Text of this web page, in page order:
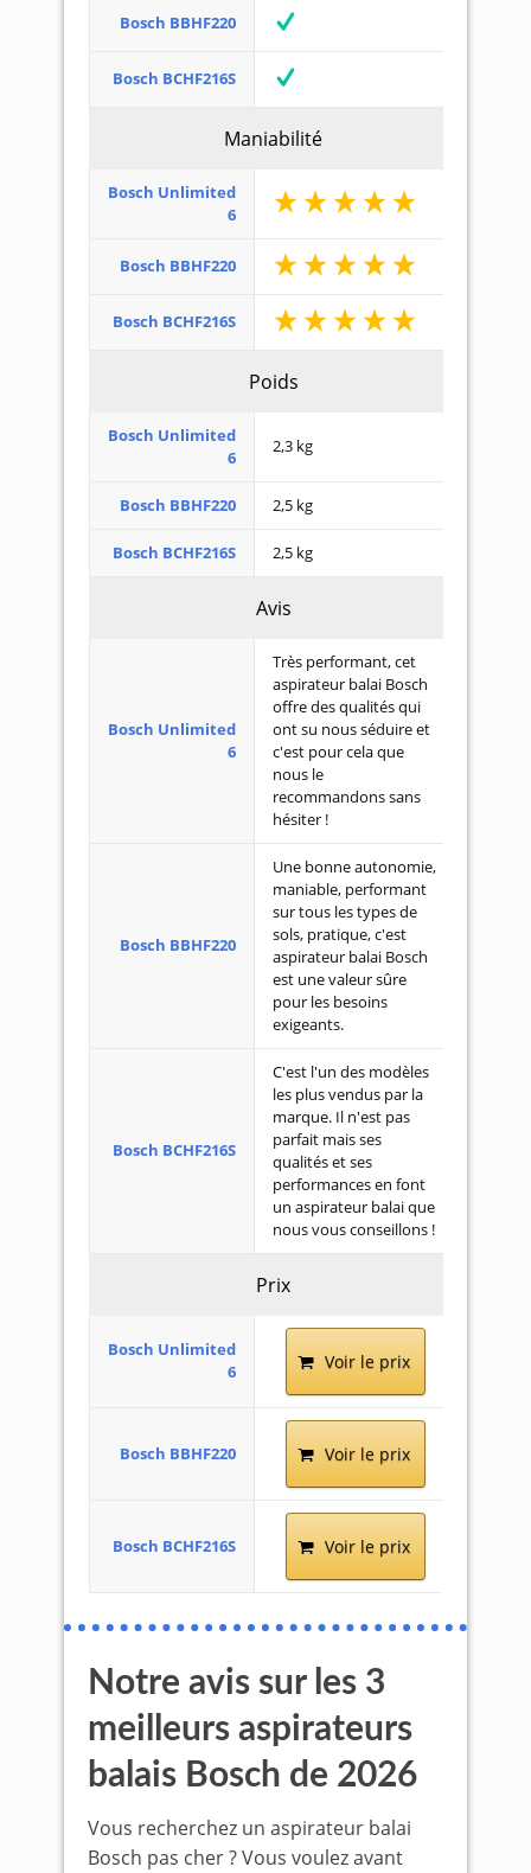
Bosch BBHF220
Bosch BCHF216S
Maniabilité
Bosch Unlimited
6
Bosch BBHF220
Bosch BCHF216S
Poids
Bosch Unlimited
6
2,3 kg
Bosch BBHF220 2,5 kg
Bosch BCHF216S 2,5 kg
Avis
Bosch Unlimited
6
Très performant, cet
aspirateur balai Bosch
offre des qualités qui
ont su nous séduire et
c'est pour cela que
nous le
recommandons sans
hésiter !
Bosch BBHF220
Une bonne autonomie,
maniable, performant
sur tous les types de
sols, pratique, c'est
aspirateur balai Bosch
est une valeur sûre
pour les besoins
exigeants.
Bosch BCHF216S
C'est l'un des modèles
les plus vendus par la
marque. Il n'est pas
parfait mais ses
qualités et ses
performances en font
un aspirateur balai que
nous vous conseillons !
Prix
Bosch Unlimited
6
Voir le prix
Bosch BBHF220 Voir le prix
Bosch BCHF216S Voir le prix
Notre avis sur les 3
meilleurs aspirateurs
balais Bosch de 2026
Vous recherchez un aspirateur balai
Bosch pas cher ? Vous voulez avant